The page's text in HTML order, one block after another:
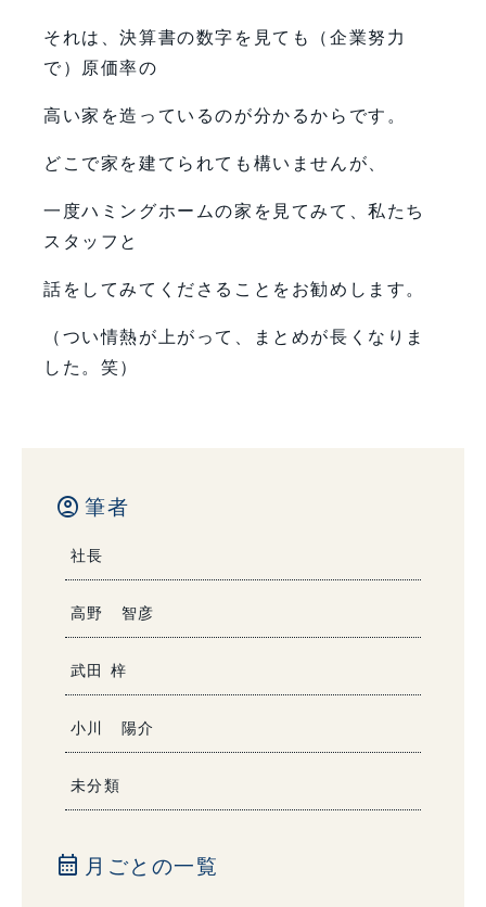
それは、決算書の数字を見ても（企業努力
で）原価率の
高い家を造っているのが分かるからです。
どこで家を建てられても構いませんが、
一度ハミングホームの家を見てみて、私たち
スタッフと
話をしてみてくださることをお勧めします。
（つい情熱が上がって、まとめが長くなりま
した。笑）
account_circle 筆者
社長
高野 智彦
武田 梓
小川 陽介
未分類
calendar_month 月ごとの一覧